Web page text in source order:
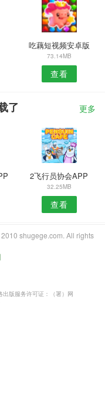
吃藕短视频安卓版
73.14MB
查看
了 更多
2飞行员协会APP
32.25MB
查看
shugege.com. All rights
出版服务许可证：（署）网